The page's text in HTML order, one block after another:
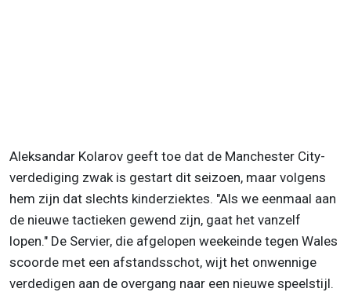
Aleksandar Kolarov geeft toe dat de Manchester City-
verdediging zwak is gestart dit seizoen, maar volgens
hem zijn dat slechts kinderziektes. "Als we eenmaal aan
de nieuwe tactieken gewend zijn, gaat het vanzelf
lopen." De Servier, die afgelopen weekeinde tegen Wales
scoorde met een afstandsschot, wijt het onwennige
verdedigen aan de overgang naar een nieuwe speelstijl.